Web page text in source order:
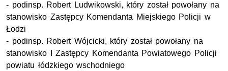
- podinsp. Robert Ludwikowski, który został powołany na
stanowisko Zastępcy Komendanta Miejskiego Policji w
Łodzi
- podinsp. Robert Wójcicki, który został powołany na
stanowisko I Zastępcy Komendanta Powiatowego Policji
powiatu łódzkiego wschodniego